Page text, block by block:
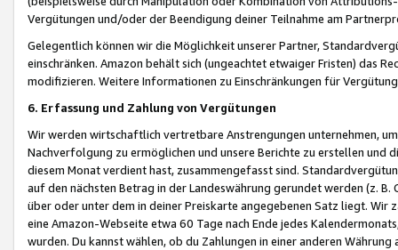
Vergütungen und/oder der Beendigung deiner Teilnahme am
Gelegentlich können wir die Möglichkeit unserer Partner,
einschränken. Amazon behält sich (ungeachtet etwaiger Fristen) das
modifizieren. Weitere Informationen zu Einschränkungen für
6. Erfassung und Zahlung von Vergütungen
Wir werden wirtschaftlich vertretbare Anstrengungen unternehmen,
Nachverfolgung zu ermöglichen und unsere Berichte zu erstellen und
diesem Monat verdient hast, zusammengefasst sind.
auf den nächsten Betrag in der Landeswährung gerundet werden (z.
über oder unter dem in deiner Preiskarte angegebenen Satz liegt.
eine Amazon-Webseite etwa 60 Tage nach Ende jedes
wurden. Du kannst wählen, ob du Zahlungen in einer anderen